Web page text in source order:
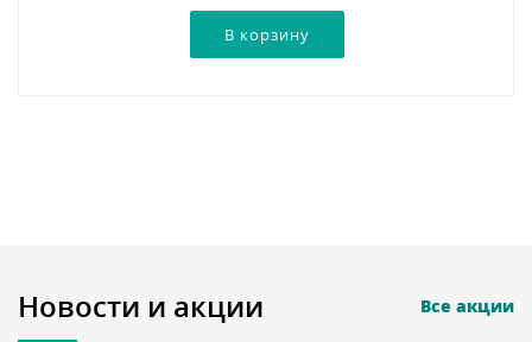
Новости и акции Все акции